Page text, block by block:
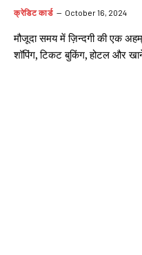
क्रेडिट कार्ड October 16, 2024
मौजूदा समय में ज़िन्दगी की एक
शॉपिंग, टिकट बुकिंग, होटल और